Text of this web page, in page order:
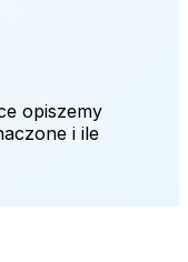
opiszemy
i ile